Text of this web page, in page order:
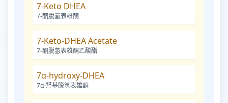
7-Keto DHEA
7-酮脱氢表雄酮
7-Keto-DHEA Acetate
7-酮脱氢表雄酮乙酸酯
7α-hydroxy-DHEA
7α-羟基脱氢表雄酮